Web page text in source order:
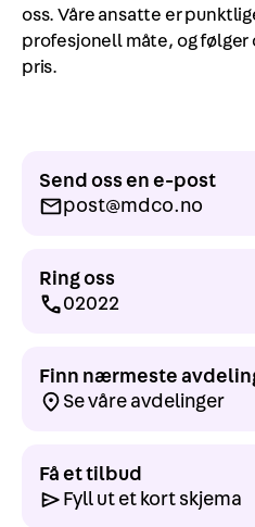
oss. Våre ansatte er
profesjonell måte, og
pris.
Send oss en e-post
post@mdco.no
Ring oss
02022
Finn nærmeste
Se våre avdelinger
Få et tilbud
Fyll ut et kort skjema